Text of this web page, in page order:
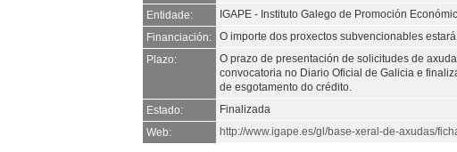
Entidade:
IGAPE - Instituto Galego de Promoción
Financiación:
O importe dos proxectos subvencionables
Plazo:
O prazo de presentación de solicitudes de
convocatoria no Diario Oficial de Galicia e
de esgotamento do crédito.
Estado:
Finalizada
Web:
http://www.igape.es/gl/base-xeral-de-axudas/